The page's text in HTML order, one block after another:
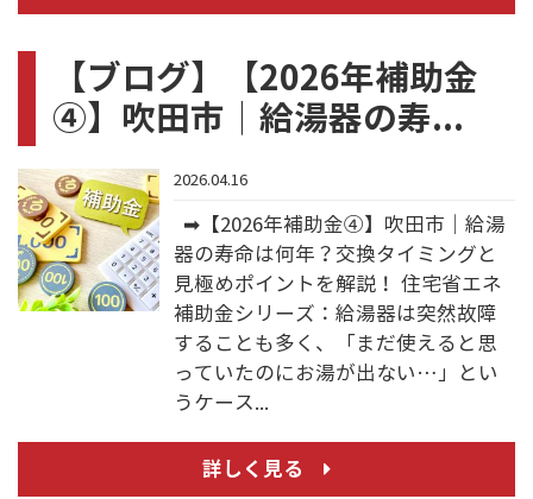
【ブログ】【2026年補助金
④】吹田市｜給湯器の寿...
2026.04.16
➡【2026年補助金④】吹田市｜給湯
器の寿命は何年？交換タイミングと
見極めポイントを解説！ 住宅省エネ
補助金シリーズ：給湯器は突然故障
することも多く、「まだ使えると思
っていたのにお湯が出ない…」とい
うケース...
詳しく見る